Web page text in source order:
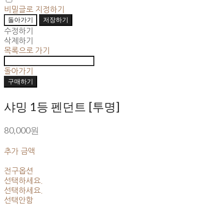
비밀글로 지정하기
돌아가기
저장하기
수정하기
삭제하기
목록으로 가기
돌아가기
구매하기
샤밍 1등 펜던트 [투명]
80,000원
추가 금액
전구옵션
선택하세요.
선택하세요.
선택안함